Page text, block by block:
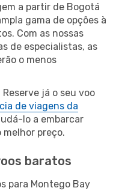
a partir de Bogotá
gama de opções à
Com as nossas
de especialistas, as
o menos
já o seu voo
de viagens da
lo a embarcar
preço.
baratos
para Montego Bay